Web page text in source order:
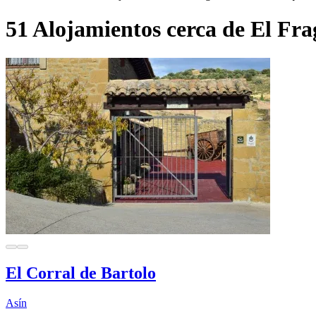
51 Alojamientos cerca de El
El Corral de Bartolo
Asín